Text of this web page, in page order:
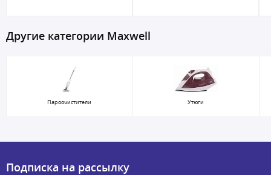
Другие категории Maxwell
Пароочистители Утюги
Подписка на рассылку